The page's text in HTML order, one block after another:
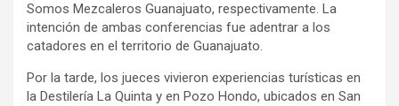
Somos Mezcaleros Guanajuato, respectivamente. La
intención de ambas conferencias fue adentrar a los
catadores en el territorio de Guanajuato.
Por la tarde, los jueces vivieron experiencias turísticas en
la Destilería La Quinta y en Pozo Hondo, ubicados en San